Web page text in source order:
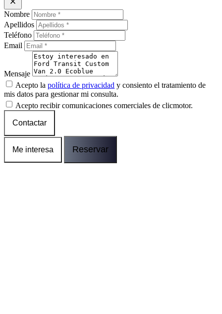
Nombre
Apellidos
Teléfono
Email
Mensaje
Acepto lapolítica de privacidad y consiento el tratamiento de
mis datos para gestionar mi consulta.
Acepto recibir comunicaciones comerciales de clicmotor.
Contactar
Me interesa Reservar